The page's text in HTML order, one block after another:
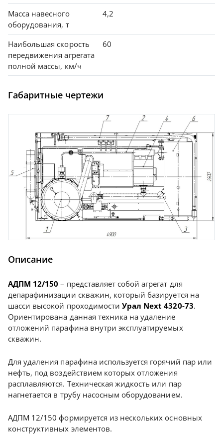
Масса навесного
оборудования, т
4,2
Наибольшая скорость
передвижения агрегата
полной массы, км/ч
60
Габаритные чертежи
Описание
АДПМ 12/150 – представляет собой агрегат для
депарафинизации скважин, который базируется на
шасси высокой проходимостиУрал Next 4320-73.
Ориентирована данная техника на удаление
отложений парафина внутри эксплуатируемых
скважин.
Для удаления парафина используется горячий пар или
нефть, под воздействием которых отложения
расплавляются. Техническая жидкость или пар
нагнетается в трубу насосным оборудованием.
АДПМ 12/150 формируется из нескольких основных
конструктивных элементов.